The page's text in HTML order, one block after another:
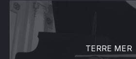
TERRE MER